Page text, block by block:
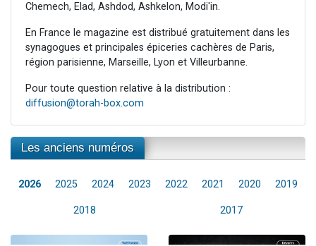
Chemech, Elad, Ashdod, Ashkelon, Modi'in.
En France le magazine est distribué gratuitement dans les
synagogues et principales épiceries cachères de Paris,
région parisienne, Marseille, Lyon et Villeurbanne.
Pour toute question relative à la distribution :
diffusion@torah-box.com
Les anciens numéros
2026 2025 2024 2023 2022 2021 2020 2019
2018 2017